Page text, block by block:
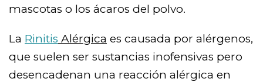
mascotas o los ácaros del polvo.
La Rinitis Alérgica es causada por alérgenos,
que suelen ser sustancias inofensivas pero
desencadenan una reacción alérgica en